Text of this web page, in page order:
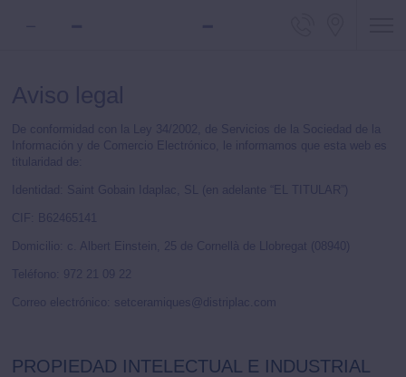
Aviso legal
De conformidad con la Ley 34/2002, de Servicios de la Sociedad de la
Información y de Comercio Electrónico, le informamos que esta web es
titularidad de:
Identidad: Saint Gobain Idaplac, SL (en adelante “EL TITULAR”)
CIF: B62465141
Domicilio: c. Albert Einstein, 25 de Cornellà de Llobregat (08940)
Teléfono: 972 21 09 22
Correo electrónico: setceramiques@distriplac.com
PROPIEDAD INTELECTUAL E INDUSTRIAL